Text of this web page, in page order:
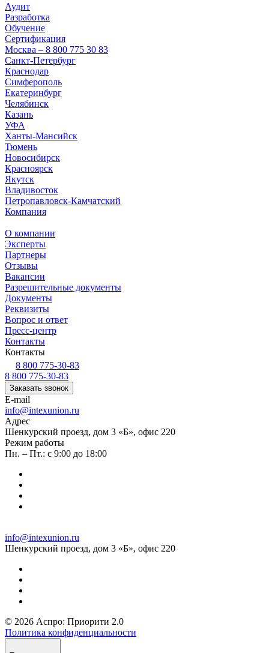
Аудит
Разработка
Обучение
Сертификация
Москва – 8 800 775 30 83
Санкт-Петербург
Краснодар
Симферополь
Екатеринбург
Челябинск
Казань
УФА
Ханты-Мансийск
Тюмень
Новосибирск
Красноярск
Якутск
Владивосток
Петропавловск-Камчатский
Компания
О компании
Эксперты
Партнеры
Отзывы
Вакансии
Разрешительные документы
Документы
Реквизиты
Вопрос и ответ
Пресс-центр
Контакты
Контакты
8 800 775-30-83
8 800 775-30-83
Заказать звонок
E-mail
info@intexunion.ru
Адрес
Шенкурский проезд, дом 3 «Б», офис 220
Режим работы
Пн. – Пт.: с 9:00 до 18:00
info@intexunion.ru
Шенкурский проезд, дом 3 «Б», офис 220
© 2026 Аспро: Приорити 2.0
Политика конфиденциальности